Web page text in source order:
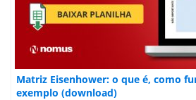
Matriz Eisenhower: o que é, como
exemplo (download)